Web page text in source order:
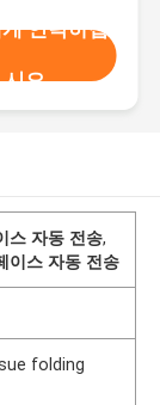
연락하십
시오
스 자동 전송,
이스 자동 전송
folding